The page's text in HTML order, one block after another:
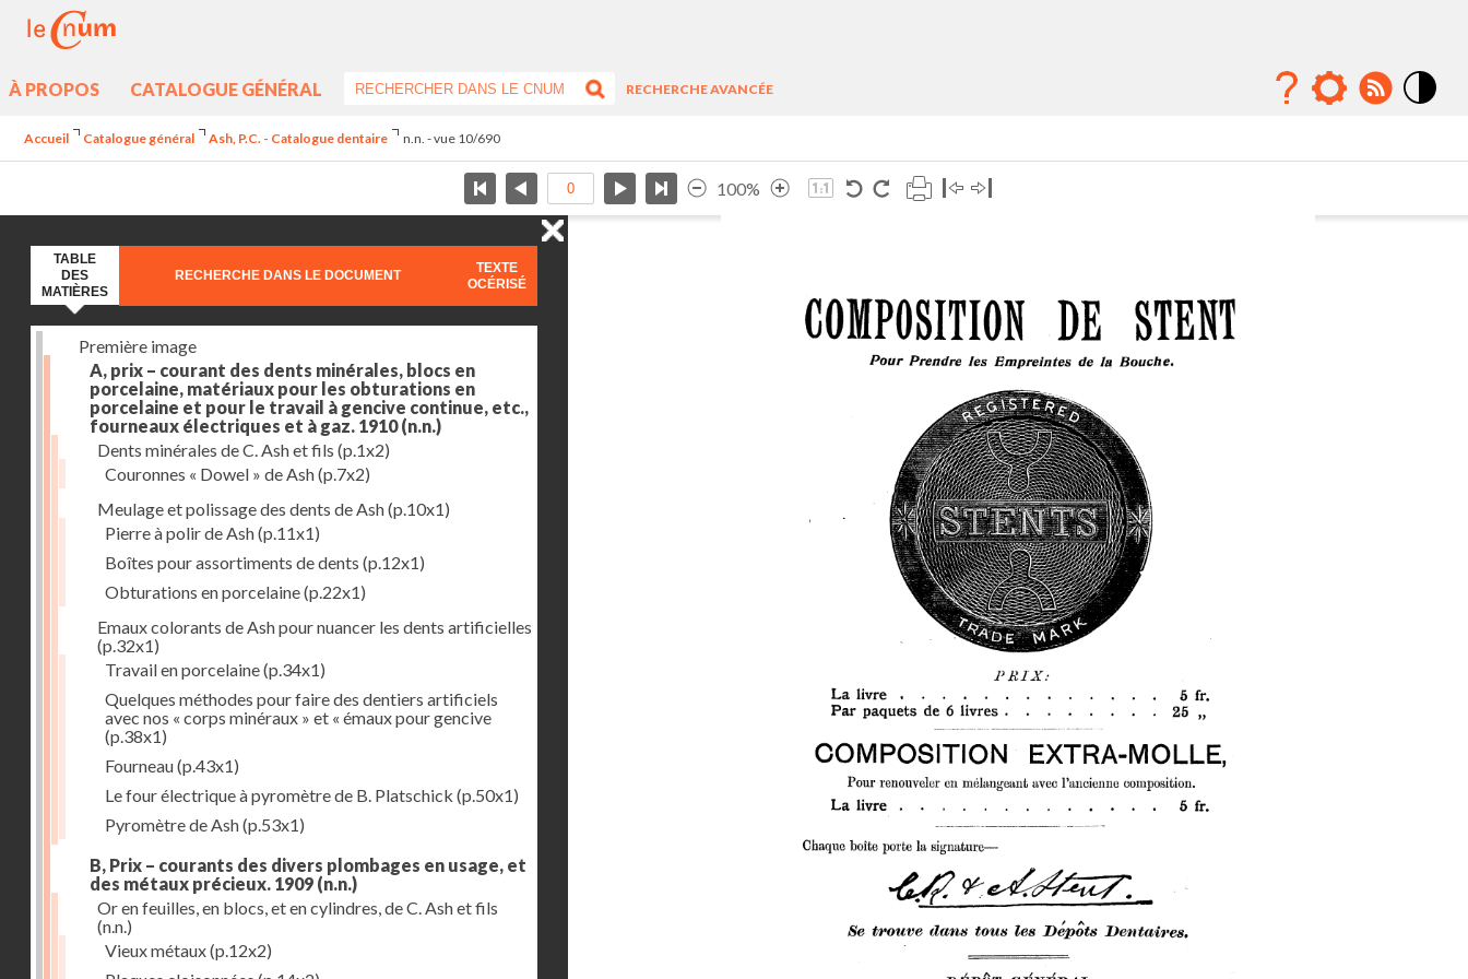
À PROPOS CATALOGUE GÉNÉRAL
RECHERCHE AVANCÉE
Accueil Catalogue général Ash, P.C. - Catalogue dentaire n.n. - vue 10/690
100%
TABLE
DES
MATIÈRES
RECHERCHE DANS LE DOCUMENT
TEXTE
OCÉRISÉ
Première image
A, prix – courant des dents minérales, blocs en
porcelaine, matériaux pour les obturations en
porcelaine et pour le travail à gencive continue, etc.,
fourneaux électriques et à gaz. 1910(n.n.)
Dents minérales de C. Ash et fils (p.1x2)
Couronnes « Dowel » de Ash(p.7x2)
Meulage et polissage des dents de Ash(p.10x1)
Pierre à polir de Ash(p.11x1)
Boîtes pour assortiments de dents (p.12x1)
Obturations en porcelaine(p.22x1)
Emaux colorants de Ash pour nuancer les dents artificielles
(p.32x1)
Travail en porcelaine(p.34x1)
Quelques méthodes pour faire des dentiers artificiels
avec nos « corps minéraux » et « émaux pour gencive
(p.38x1)
Fourneau(p.43x1)
Le four électrique à pyromètre de B. Platschick (p.50x1)
Pyromètre de Ash(p.53x1)
B, Prix – courants des divers plombages en usage, et
des métaux précieux. 1909 (n.n.)
Or en feuilles, en blocs, et en cylindres, de C. Ash et fils
(n.n.)
Vieux métaux(p.12x2)